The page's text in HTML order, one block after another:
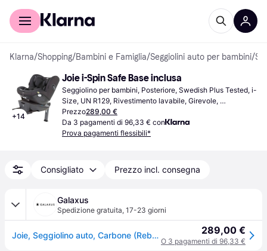
Per il tuo shopping
Klarna/Shopping/Bambini e Famiglia/Seggiolini auto per bambini/
+14
Joie i-Spin Safe Base inclusa
Seggiolino per bambini, Posteriore, Swedish Plus Tested, i-
Size, UN R129, Rivestimento lavabile, Girevole,
Poggiatesta regolabile, Protezione dagli urti laterali (ASIP),
Base inclusa
Prezzo289,00 €
Da 3 pagamenti di 96,33 € con
Prova pagamenti flessibili*
Consigliato Prezzo incl. consegna
Galaxus
Spedizione gratuita, 17-23 giorni
Joie, Seggiolino auto, Carbone (Reboarder, ECE R129/i-Size Standard) 289,00 €
O 3 pagamenti di 96,33 €